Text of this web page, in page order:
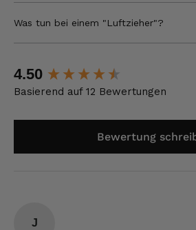
Was tun bei einem "Luftzieher"?
4.50
Basierend auf 12 Bewertungen
Bewertung
J
New content loaded